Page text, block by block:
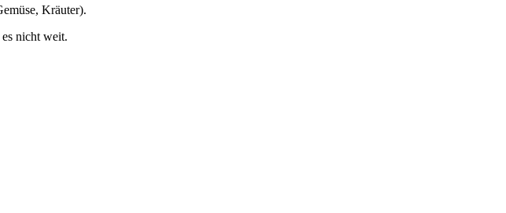
Kräuter).
nicht weit.